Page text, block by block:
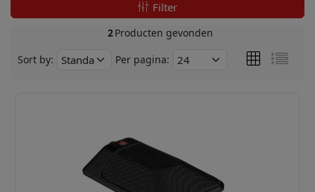
Filter
2Producten gevonden
Sort by: Per pagina: